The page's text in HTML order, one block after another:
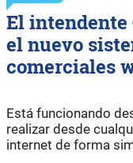
El intendente
el nuevo
comerciales
Está funcionando
realizar desde
internet de forma